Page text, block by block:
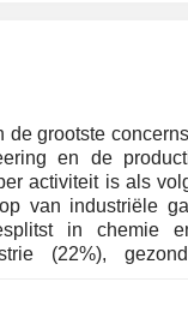
de grootste
en de
activiteit is als
van industriële
in chemie
(22%),
- oppervlaktetechnische